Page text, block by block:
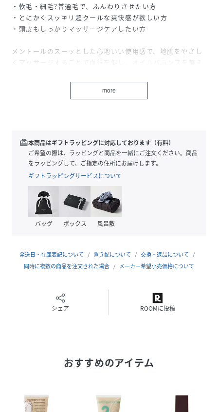
・軟毛・細毛?普通毛で、ふんわりさせたい方
・とにかくスッキリ超クールな爽快感が欲しい方
・頭皮もしっかりマッサージケアしたい方
メントールのスーッとした心地いい使用感で、地肌をやさし
くマッサージすることで血行を促し、オイルバランスを整え
細い髪、ハリ・コシを失った髪に。髪のエイジングケア成分
命草などのハーブが毛髪のベースである頭皮環境からケアし
ます。
天然ペパーミントをベースにマンダリンオレンジ・レモンで
仕上げた爽やかな香り。
成分：水、セテアリルアルコール、ステアラミドプロピルジ
メチルアミン、グリセリン、ジステアリルジモニウムクロリ
ンパク、ポリクオタニウム-64、(メタクリル酸グリセリルア
ミドエチル/メタクリル酸ステアリル)コポリマー、ココイル
キス、クマザサ葉エキス、サボンソウ葉エキス、ユーカリ葉
エキス、セイヨウハッカ油、マンダリンオレンジ果皮油、レ
・メーカー名又は販売者名：株式会社オブ・コスメティック
・原産国：日本
・内容量：210g
more
redeem本商品はギフトラッピングに対応しております（有料）
ご希望の際は、ラッピングと商品を一緒にご注文ください。商品
をラッピングして、ご指定の住所にお届けします。
ギフトラッピングサービスについて
バッグ ボックス 風呂敷
発送日・在庫表記について 置き配について
交換・返品について
同時に複数の商品を注文された場合
メーカー希望小売価格について
シェア ROOMに投稿
おすすめのアイテム